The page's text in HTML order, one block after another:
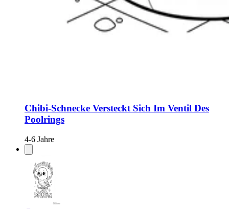
Chibi-Schnecke Versteckt Sich Im Ventil Des
Poolrings
4-6 Jahre